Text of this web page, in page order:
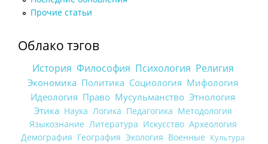
Прочие статьи
Облако тэгов
История Философия Психология Религия
Экономика Политика Социология Мифология
Идеология Право Мусульманство Этнология
Этика Наука Логика Педагогика Методология
Языкознание Литература Искусство Археология
Демография География Экология Военные Культура